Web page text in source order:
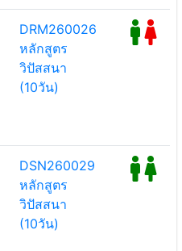
DRM260026
หลักสูตร
วิปัสสนา
(10วัน)
DSN260029
หลักสูตร
วิปัสสนา
(10วัน)